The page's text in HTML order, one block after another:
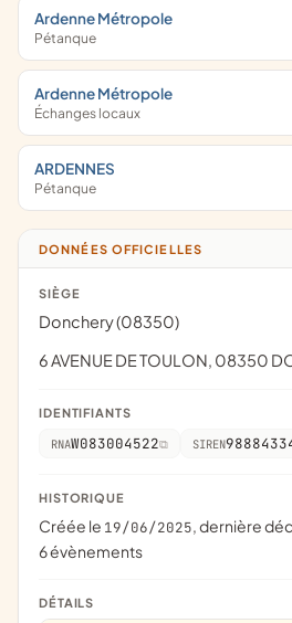
Ardenne Métropole
Pétanque
Ardenne Métropole
Échanges locaux
ARDENNES
Pétanque
DONNÉES OFFICIELLES
SIÈGE
Donchery (08350)
6 AVENUE DE TOULON, 08350
IDENTIFIANTS
RNAW083004522 SIREN
HISTORIQUE
Créée le 19/06/2025, dernière
6 évènements
DÉTAILS